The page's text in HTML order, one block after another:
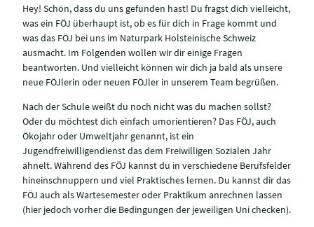
Hey! Schön, dass du uns gefunden hast! Du fragst dich vielleicht,
was ein FÖJ überhaupt ist, ob es für dich in Frage kommt und
was das FÖJ bei uns im Naturpark Holsteinische Schweiz
ausmacht. Im Folgenden wollen wir dir einige Fragen
beantworten. Und vielleicht können wir dich ja bald als unsere
neue FÖJlerin oder neuen FÖJler in unserem Team begrüßen.
Nach der Schule weißt du noch nicht was du machen sollst?
Oder du möchtest dich einfach umorientieren? Das FÖJ, auch
Ökojahr oder Umweltjahr genannt, ist ein
Jugendfreiwilligendienst das dem Freiwilligen Sozialen Jahr
ähnelt. Während des FÖJ kannst du in verschiedene Berufsfelder
hineinschnuppern und viel Praktisches lernen. Du kannst dir das
FÖJ auch als Wartesemester oder Praktikum anrechnen lassen
(hier jedoch vorher die Bedingungen der jeweiligen Uni checken).